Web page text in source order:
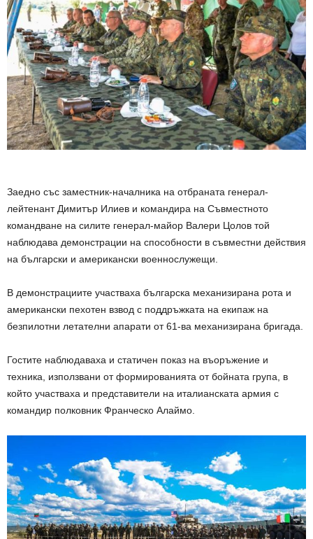
Заедно със заместник-началника на отбраната генерал-
лейтенант Димитър Илиев и командира на Съвместното
командване на силите генерал-майор Валери Цолов той
наблюдава демонстрации на способности в съвместни действия
на български и американски военнослужещи.
В демонстрациите участваха българска механизирана рота и
американски пехотен взвод с поддръжката на екипаж на
безпилотни летателни апарати от 61-ва механизирана бригада.
Гостите наблюдаваха и статичен показ на въоръжение и
техника, използвани от формированията от бойната група, в
който участваха и представители на италианската армия с
командир полковник Франческо Алаймо.